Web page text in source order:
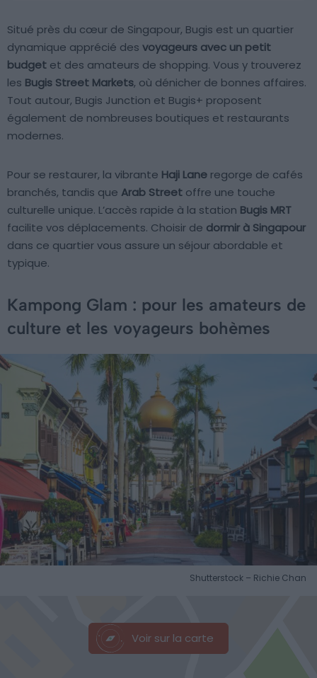
Situé près du cœur de Singapour, Bugis est un quartier
dynamique apprécié des voyageurs avec un petit
budget et des amateurs de shopping. Vous y trouverez
les Bugis Street Markets, où dénicher de bonnes affaires.
Tout autour, Bugis Junction et Bugis+ proposent
également de nombreuses boutiques et restaurants
modernes.
Pour se restaurer, la vibrante Haji Lane regorge de cafés
branchés, tandis que Arab Street offre une touche
culturelle unique. L’accès rapide à la station Bugis MRT
facilite vos déplacements. Choisir de dormir à Singapour
dans ce quartier vous assure un séjour abordable et
typique.
Kampong Glam : pour les amateurs de
culture et les voyageurs bohèmes
Shutterstock – Richie Chan
Voir sur la carte